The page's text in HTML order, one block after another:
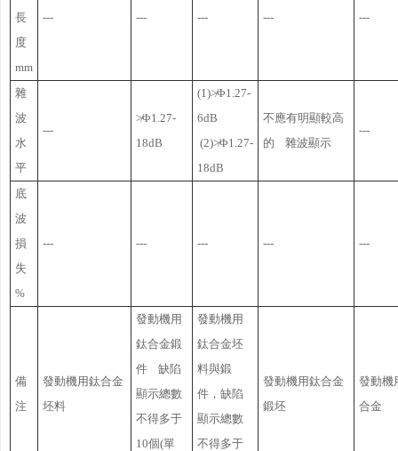
長
度
mm
--- --- --- --- ---
雜
波
水
平
---
≯Φ1.27-
18dB
(1)≯Φ1.27-
6dB
(2)≯Φ1.27-
18dB
不應有明顯較高
的 雜波顯示
---
底
波
損
失
%
--- --- --- --- ---
備
注
發動機用鈦合金
坯料
發動機用
鈦合金鍛
件 缺陷
顯示總數
不得多于
10個(單
發動機用
鈦合金坯
料與鍛
件，缺陷
顯示總數
不得多于
發動機用鈦合金
鍛坯
發動機
合金